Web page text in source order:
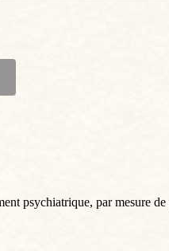
psychiatrique, par mesure